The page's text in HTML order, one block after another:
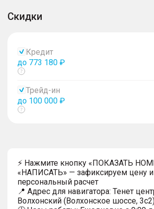
Скидки
Кредит
до 773 180 ₽
Показать
Трейд-ин
до 100 000 ₽
Показать
⚡ Нажмите кнопку «ПОКАЗАТЬ
«НАПИСАТЬ» — зафиксируем цену
персональный расчет
📍 Адрес для навигатора: Тенет
Волхонский (Волхонское шоссе,